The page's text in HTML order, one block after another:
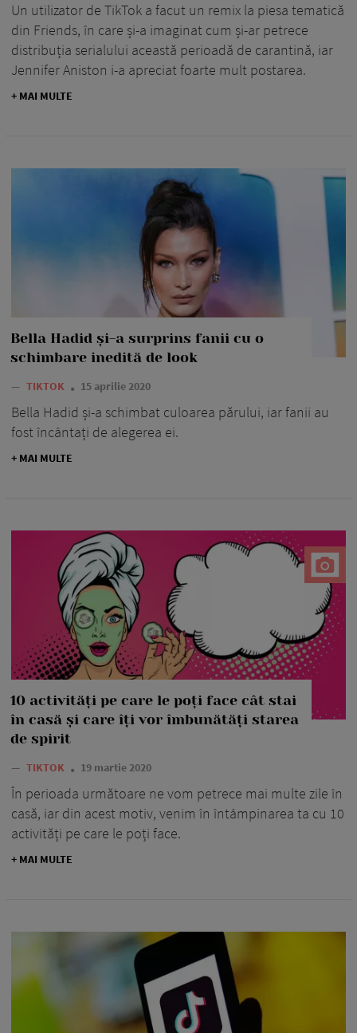
Un utilizator de TikTok a facut un remix la piesa tematică
din Friends, în care și-a imaginat cum și-ar petrece
distribuția serialului această perioadă de carantină, iar
Jennifer Aniston i-a apreciat foarte mult postarea.
+ MAI MULTE
Bella Hadid și-a surprins fanii cu o
schimbare inedită de look
— TIKTOK 15 aprilie 2020
Bella Hadid și-a schimbat culoarea părului, iar fanii au
fost încântați de alegerea ei.
+ MAI MULTE
10 activități pe care le poți face cât stai
în casă și care îți vor îmbunătăți starea
de spirit
— TIKTOK 19 martie 2020
În perioada următoare ne vom petrece mai multe zile în
casă, iar din acest motiv, venim în întâmpinarea ta cu 10
activități pe care le poți face.
+ MAI MULTE